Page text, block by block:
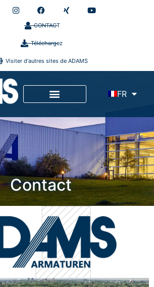
CONTACT
Téléchargez
Visiter d'autres sites de ADAMS
FR
Contact